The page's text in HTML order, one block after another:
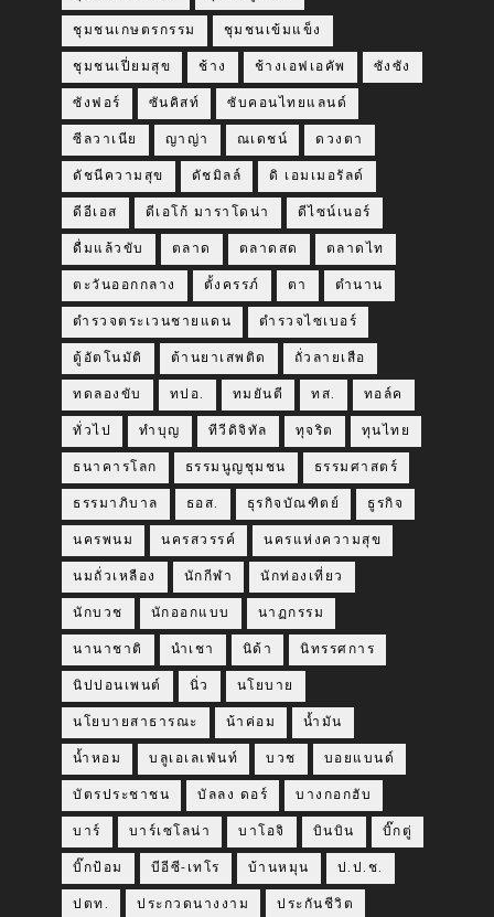
ชุมชนเกษตรกรรม ชุมชนเข้มแข็ง
ชุมชนเปี่ยมสุข ช้าง ช้างเอฟเอคัพ ซังซัง
ซังฟอร์ ซันคิสท์ ซับคอนไทยแลนด์
ซีลวาเนีย ญาญ่า ณเดชน์ ดวงตา
ดัชนีความสุข ดัชมิลล์ ดิ เอมเมอรัลด์
ดีอีเอส ดีเอโก้ มาราโดน่า ดีไซน์เนอร์
ดื่มแล้วขับ ตลาด ตลาดสด ตลาดไท
ตะวันออกกลาง ตั้งครรภ์ ตา ตำนาน
ตำรวจตระเวนชายแดน ตำรวจไซเบอร์
ตู้อัตโนมัติ ต้านยาเสพติด ถั่วลายเสือ
ทดลองขับ ทปอ. ทมยันตี ทส. ทอล์ค
ทั่วไป ทำบุญ ทีวีดิจิทัล ทุจริต ทุนไทย
ธนาคารโลก ธรรมนูญชุมชน ธรรมศาสตร์
ธรรมาภิบาล ธอส. ธุรกิจบัณฑิตย์ ธูรกิจ
นครพนม นครสวรรค์ นครแห่งความสุข
นมถั่วเหลือง นักกีฬา นักท่องเที่ยว
นักบวช นักออกแบบ นาฏกรรม
นานาชาติ นำเชา นิด้า นิทรรศการ
นิปปอนเพนต์ นิ่ว นโยบาย
นโยบายสาธารณะ น้าค่อม น้ำมัน
น้ำหอม บลูเอเลเฟ่นท์ บวช บอยแบนด์
บัตรประชาชน บัลลง ดอร์ บางกอกฮับ
บาร์ บาร์เซโลน่า บาโอจิ บินบิน บิ๊กตู่
บิ๊กป้อม บีอีซี-เทโร บ้านหมุน ป.ป.ช.
ปตท. ประกวดนางงาม ประกันชีวิต